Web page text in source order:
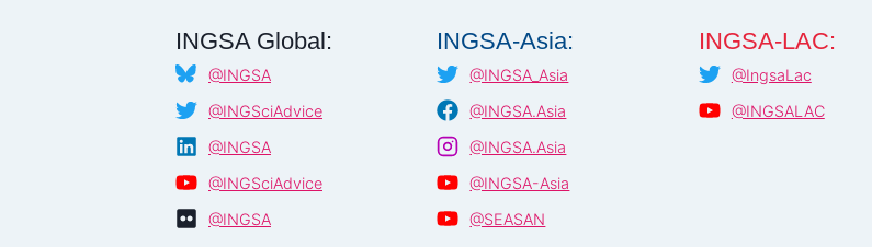
INGSA Global:
@INGSA
@INGSciAdvice
@INGSA
@INGSciAdvice
@INGSA
INGSA-Asia:
@INGSA_Asia
@INGSA.Asia
@INGSA.Asia
@INGSA-Asia
@SEASAN
INGSA-LAC:
@IngsaLac
@INGSALAC